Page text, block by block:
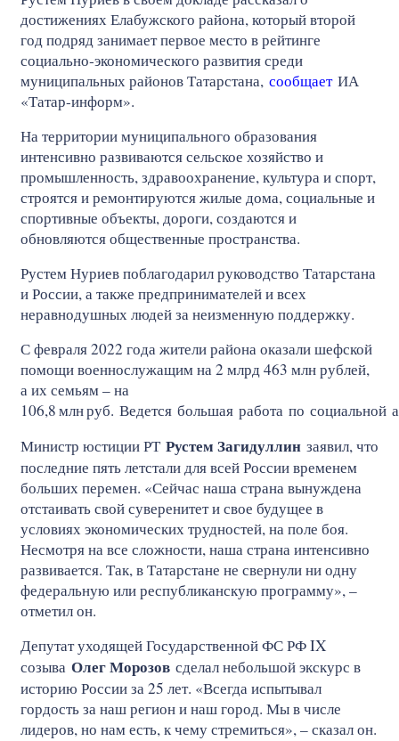
достижениях Елабужского района, который второй
год подряд занимает первое место в рейтинге
социально‑экономического развития среди
муниципальных районов Татарстана, сообщаетИА
«Татар-информ».
На территории муниципального образования
интенсивно развиваются сельское хозяйство и
промышленность, здравоохранение, культура и спорт,
строятся и ремонтируются жилые дома, социальные и
спортивные объекты, дороги, создаются и
обновляются общественные пространства.
Рустем Нуриев поблагодарил руководство Татарстана
и России, а также предпринимателей и всех
неравнодушных людей за неизменную поддержку.
С февраля 2022 года жители района оказали шефской
помощи военнослужащим на 2 млрд 463 млн рублей,
а их семьям – на
106,8млнруб. Ведется большая работа по
Министр юстиции РТ Рустем Загидуллин заявил, что
последние пять летстали для всей России временем
больших перемен. «Сейчас наша страна вынуждена
отстаивать свой суверенитет и свое будущее в
условиях экономических трудностей, на поле боя.
Несмотря на все сложности, наша страна интенсивно
развивается. Так, в Татарстане не свернули ни одну
федеральную или республиканскую программу», –
отметил он.
Депутат уходящей Государственной ФС РФ IX
созыва Олег Морозов сделал небольшой экскурс в
историю России за 25 лет. «Всегда испытывал
гордость за наш регион и наш город. Мы в числе
лидеров, но нам есть, к чему стремиться», – сказал он.